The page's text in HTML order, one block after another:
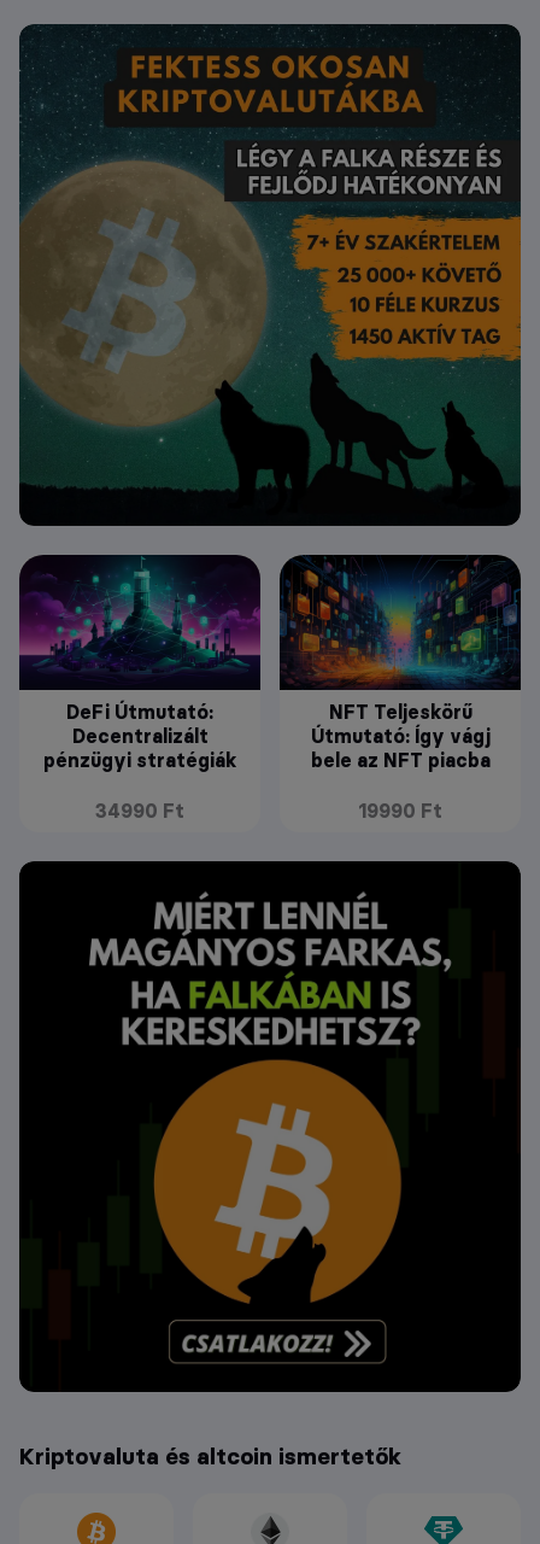
DeFi Útmutató:
Decentralizált
pénzügyi stratégiák
34990 Ft
NFT Teljeskörű
Útmutató: Így vágj
bele az NFT piacba
19990 Ft
Kriptovaluta és altcoin ismertetők